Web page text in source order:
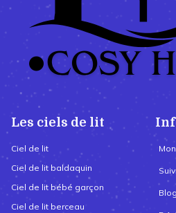
Les ciels de lit
Ciel de lit
Ciel de lit baldaquin
Ciel de lit bébé garçon
Ciel de lit berceau
Blog